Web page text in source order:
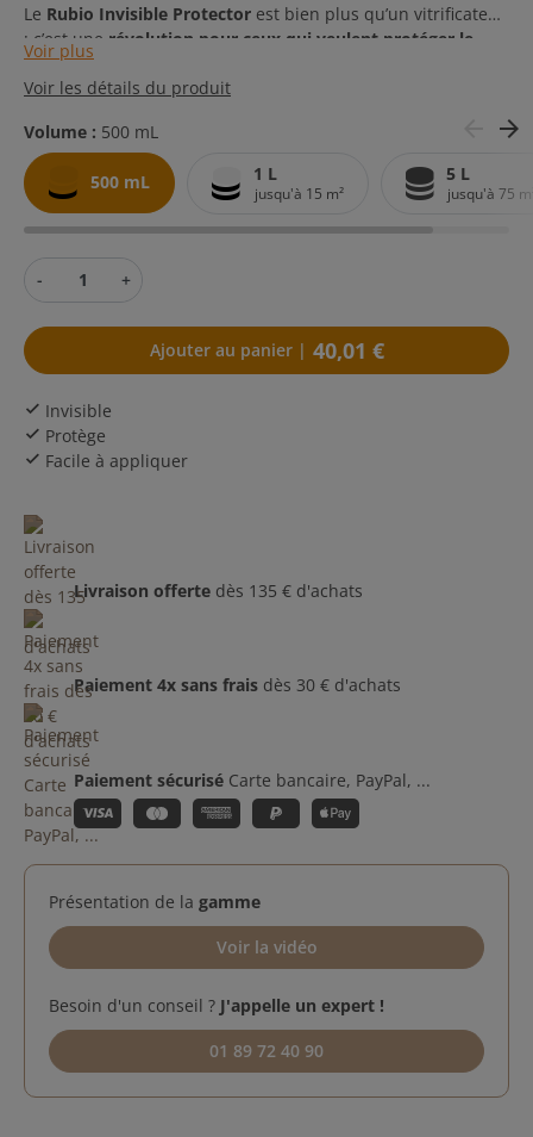
Le Rubio Invisible Protector est bien plus qu’un vitrificateur
: c’est une révolution pour ceux qui veulent protéger le
bois sans jamais trahir son apparence
formulation à base de résine végétale
et naturel du bois
de teinte.
Voir plus
Voir les détails du produit
Volume : 500 mL arrow_forward
500 mL 1 L
jusqu'à 15 m²
5 L
jusqu'à 75
- +
Ajouter au panier | 40,01 €
check Invisible
check Protège
check Facile à appliquer
Livraison offerte dès 135 € d'achats
Paiement 4x sans frais dès 30 € d'achats
Paiement sécurisé Carte bancaire, PayPal, ...
Présentation de la gamme
Voir la vidéo
Besoin d'un conseil ? J'appelle un expert !
01 89 72 40 90